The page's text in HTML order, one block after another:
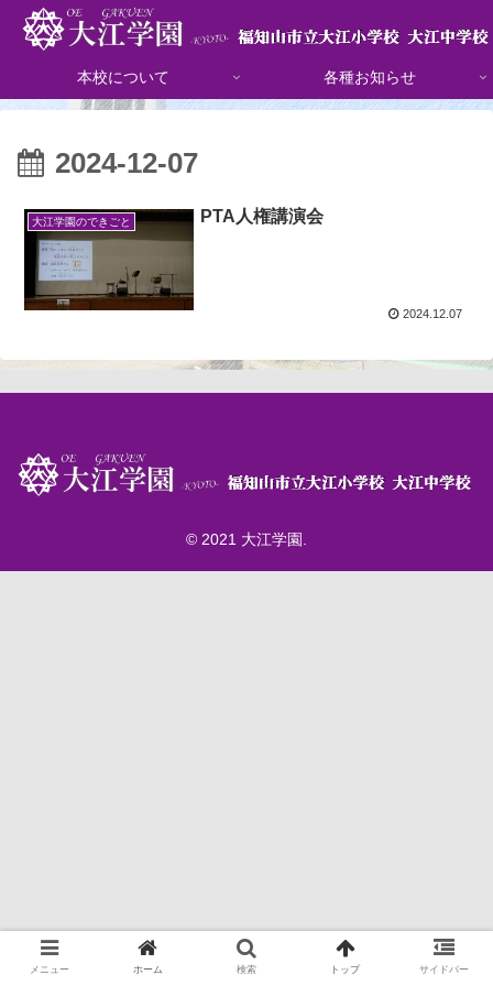
本校について 各種お知らせ
2024-12-07
大江学園のできごと PTA人権講演会
2024.12.07
© 2021 大江学園.
メニュー ホーム 検索 トップ サイドバー